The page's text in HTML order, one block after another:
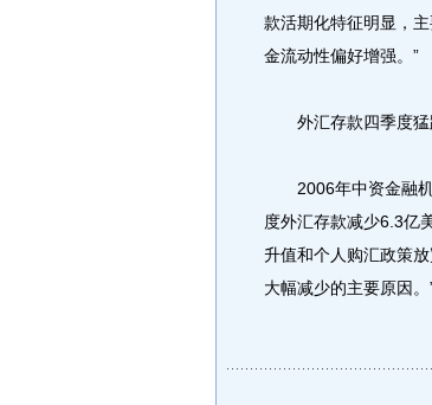
款活期化特征明显，
金流动性偏好增强。”
外汇存款四季度猛
2006年中资金融机
度外汇存款减少6.3亿
升值和个人购汇政策
大幅减少的主要原因。